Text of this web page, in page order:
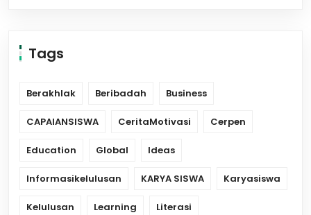
Tags
Berakhlak Beribadah Business
CAPAIANSISWA CeritaMotivasi Cerpen
Education Global Ideas
Informasikelulusan KARYA SISWA Karyasiswa
Kelulusan Learning Literasi